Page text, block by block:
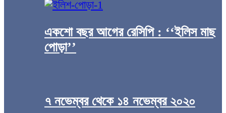
একশো বছর আগের রেসিপি : ‘‘ইলিস মাছ
পোড়া’’
৭ নভেম্বর থেকে ১৪ নভেম্বর ২০২০